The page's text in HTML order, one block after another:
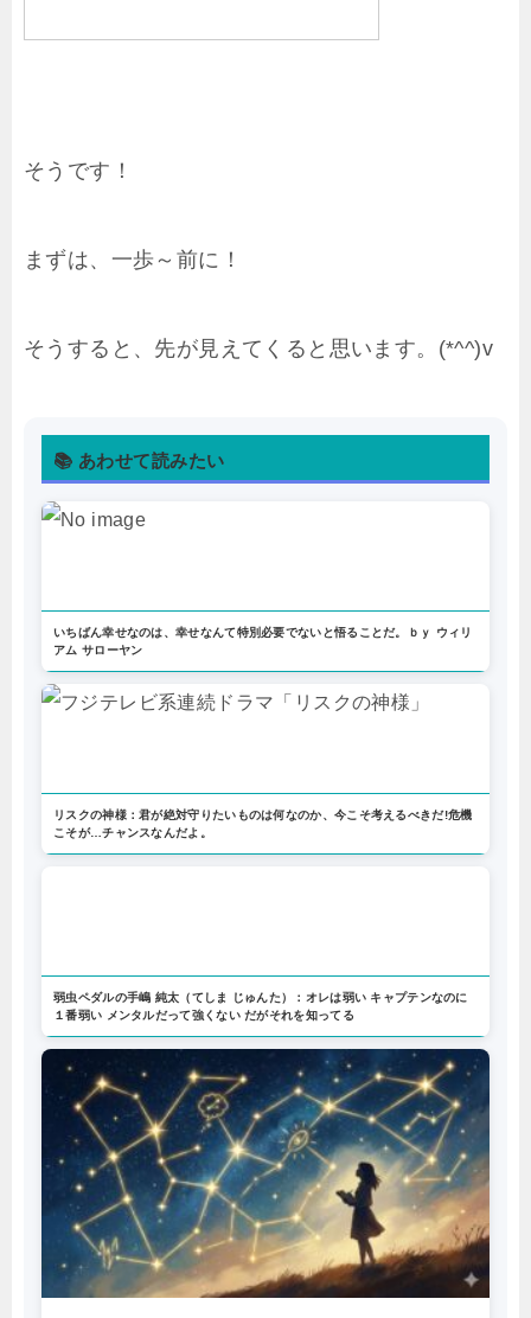
そうです！
まずは、一歩～前に！
そうすると、先が見えてくると思います。(*^^)v
📚 あわせて読みたい
いちばん幸せなのは、幸せなんて特別必要でないと悟ることだ。ｂｙ ウィリ
アム サローヤン
リスクの神様：君が絶対守りたいものは何なのか、今こそ考えるべきだ!危機
こそが…チャンスなんだよ。
弱虫ペダルの手嶋 純太（てしま じゅんた）：オレは弱い キャプテンなのに
１番弱い メンタルだって強くない だがそれを知ってる